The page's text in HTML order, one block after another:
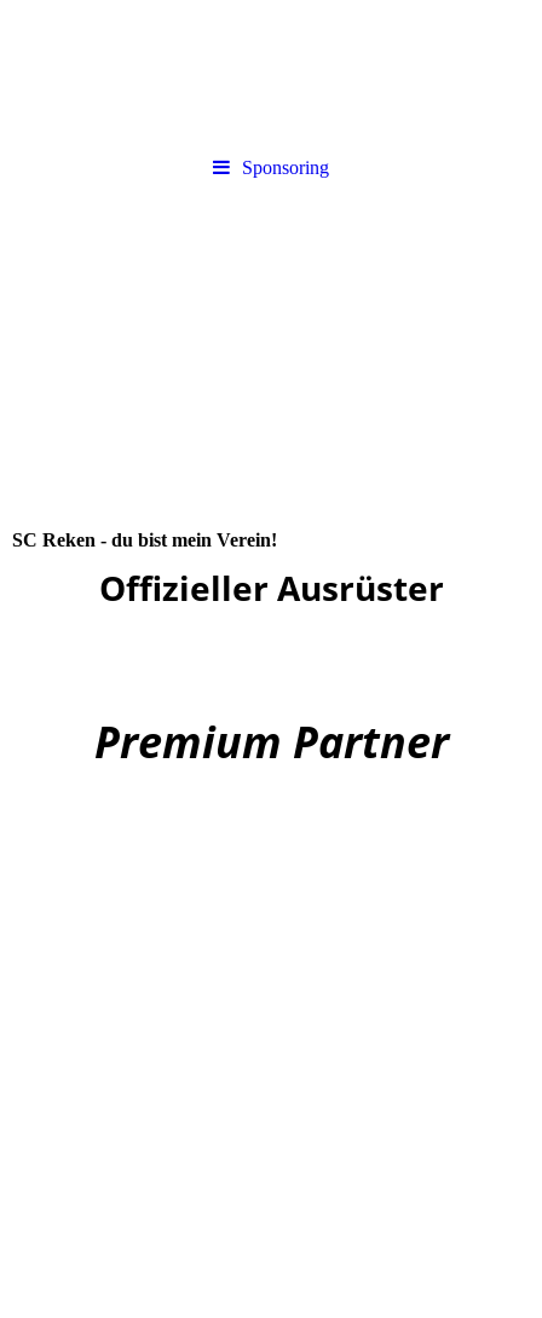
Sponsoring
SC Reken - du bist mein Verein!
Offizieller Ausrüster
Premium Partner